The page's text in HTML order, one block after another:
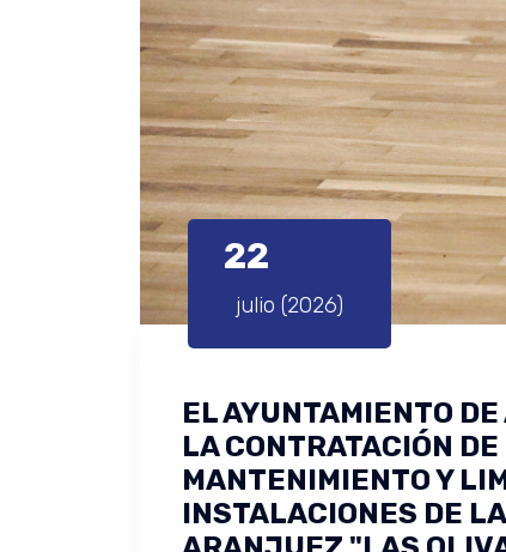
22
julio (2026)
EL AYUNTAMIENTO
LA CONTRATACIÓN
MANTENIMIENTO Y
INSTALACIONES DE